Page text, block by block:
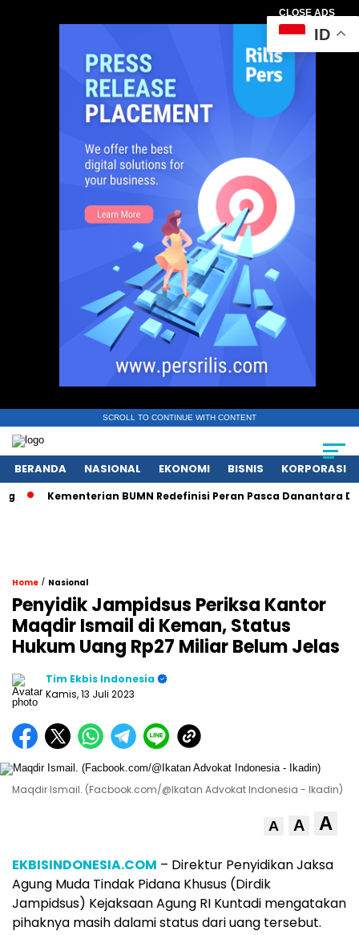
CLOSE ADS
SCROLL TO CONTINUE WITH CONTENT
BERANDA NASIONAL EKONOMI BISNIS KORPORASI
Kementerian BUMN Redefinisi Peran Pasca Danantara Demi
Home / Nasional
Penyidik Jampidsus Periksa Kantor
Maqdir Ismail di Keman, Status
Hukum Uang Rp27 Miliar Belum Jelas
Tim Ekbis Indonesia
Kamis, 13 Juli 2023
Maqdir Ismail. (Facbook.com/@Ikatan Advokat Indonesia - Ikadin)
A A A
EKBISINDONESIA.COM – Direktur Penyidikan Jaksa
Agung Muda Tindak Pidana Khusus (Dirdik
Jampidsus) Kejaksaan Agung RI Kuntadi mengatakan
pihaknya masih dalami status dari uang tersebut.
ID